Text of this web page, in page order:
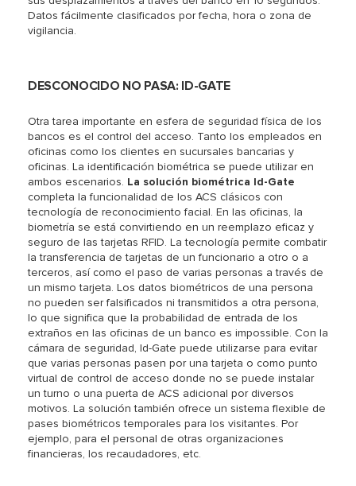
Datos fácilmente clasificados por fecha, hora o zona de
vigilancia.
DESCONOCIDO NO PASA: ID-GATE
Otra tarea importante en esfera de seguridad física de los
bancos es el control del acceso. Tanto los empleados en
oficinas como los clientes en sucursales bancarias y
oficinas. La identificación biométrica se puede utilizar en
ambos escenarios. La solución biométrica Id-Gate
completa la funcionalidad de los ACS clásicos con
tecnología de reconocimiento facial. En las oficinas, la
biometría se está convirtiendo en un reemplazo eficaz y
seguro de las tarjetas RFID. La tecnología permite combatir
la transferencia de tarjetas de un funcionario a otro o a
terceros, así como el paso de varias personas a través de
un mismo tarjeta. Los datos biométricos de una persona
no pueden ser falsificados ni transmitidos a otra persona,
lo que significa que la probabilidad de entrada de los
extraños en las oficinas de un banco es impossible. Con la
cámara de seguridad, Id-Gate puede utilizarse para evitar
que varias personas pasen por una tarjeta o como punto
virtual de control de acceso donde no se puede instalar
un turno o una puerta de ACS adicional por diversos
motivos. La solución también ofrece un sistema flexible de
pases biométricos temporales para los visitantes. Por
ejemplo, para el personal de otras organizaciones
financieras, los recaudadores, etc.